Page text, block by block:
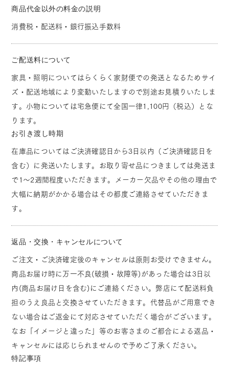
商品代金以外の料金の説明
消費税・配送料・銀行振込手数料
ご配送料について
家具・照明についてはらくらく家財便での発送となるためサイ
ズ・配送地域により変動いたしますので別途お見積りいたしま
す。小物については宅急便にて全国一律1,100円（税込）とな
ります。
お引き渡し時期
在庫品についてはご決済確認日から3日以内（ご決済確認日を
含む）に発送いたします。お取り寄せ品につきましては発送ま
で1～2週間程度いただきます。メーカー欠品やその他の理由で
大幅に納期がかかる場合はその都度ご連絡させていただきま
す。
返品・交換・キャンセルについて
ご注文・ご決済確定後のキャンセルは原則お受けできません。
商品お届け時に万一不良(破損・故障等)があった場合は3日以
内(商品お届け日を含む)にご連絡ください。弊店にて配送料負
担のうえ良品と交換させていただきます。代替品がご用意でき
ない場合はご返金にて対応させていただく場合がございます。
なお「イメージと違った」等のお客さまのご都合による返品・
キャンセルには応じられませんので予めご了承ください。
特記事項